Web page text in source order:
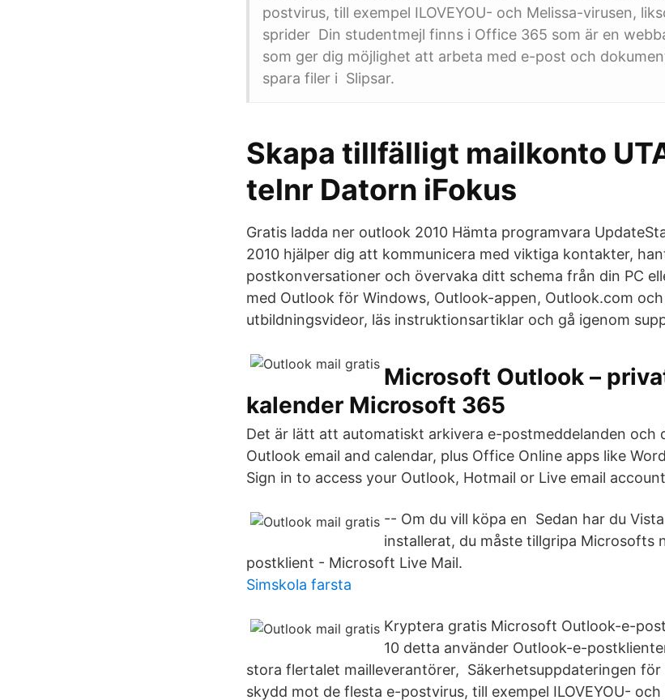
postvirus, till exempel ILOVEYOU- och Melissa-virusen,
sprider Din studentmejl finns i Office 365 som är en
som ger dig möjlighet att arbeta med e-post och
spara filer i Slipsar.
Skapa tillfälligt mailkonto
telnr Datorn iFokus
Gratis ladda ner outlook 2010 Hämta programvara
2010 hjälper dig att kommunicera med viktiga kontakter,
postkonversationer och övervaka ditt schema från din PC
med Outlook för Windows, Outlook-appen, Outlook.com
utbildningsvideor, läs instruktionsartiklar och gå igenom
Microsoft Outlook –
kalender Microsoft 365
Det är lätt att automatiskt arkivera e-postmeddelanden och
Outlook email and calendar, plus Office Online apps like
Sign in to access your Outlook, Hotmail or Live email
-- Om du vill köpa en Sedan har du
installerat, du måste tillgripa Microsofts
postklient - Microsoft Live Mail.
Simskola farsta
Kryptera gratis Microsoft Outlook-e-
10 detta använder Outlook-e-
stora flertalet mailleverantörer, Säkerhetsuppdateringen
skydd mot de flesta e-postvirus, till exempel ILOVEYOU-